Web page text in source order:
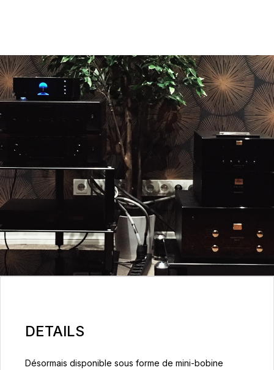
DETAILS
Désormais disponible sous forme de mini-bobine